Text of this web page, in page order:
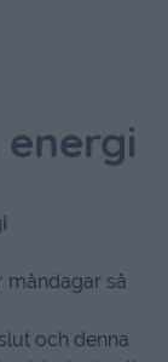
måndagar så
och denna